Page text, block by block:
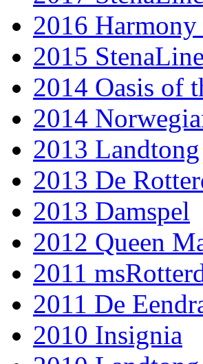
2016 Harmony
2015 StenaLine
2014 Oasis of
2014
2013 Landtong
2013 De
2013 Damspel
2012 Queen
2011
2011 De
2010 Insignia